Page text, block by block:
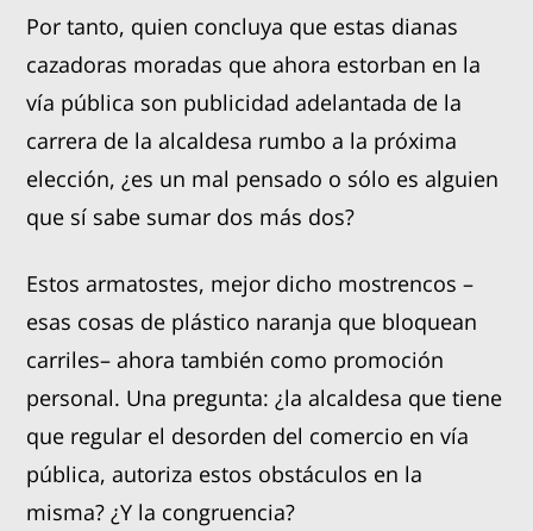
Por tanto, quien concluya que estas dianas
cazadoras moradas que ahora estorban en la
vía pública son publicidad adelantada de la
carrera de la alcaldesa rumbo a la próxima
elección, ¿es un mal pensado o sólo es alguien
que sí sabe sumar dos más dos?
Estos armatostes, mejor dicho mostrencos –
esas cosas de plástico naranja que bloquean
carriles– ahora también como promoción
personal. Una pregunta: ¿la alcaldesa que tiene
que regular el desorden del comercio en vía
pública, autoriza estos obstáculos en la
misma? ¿Y la congruencia?